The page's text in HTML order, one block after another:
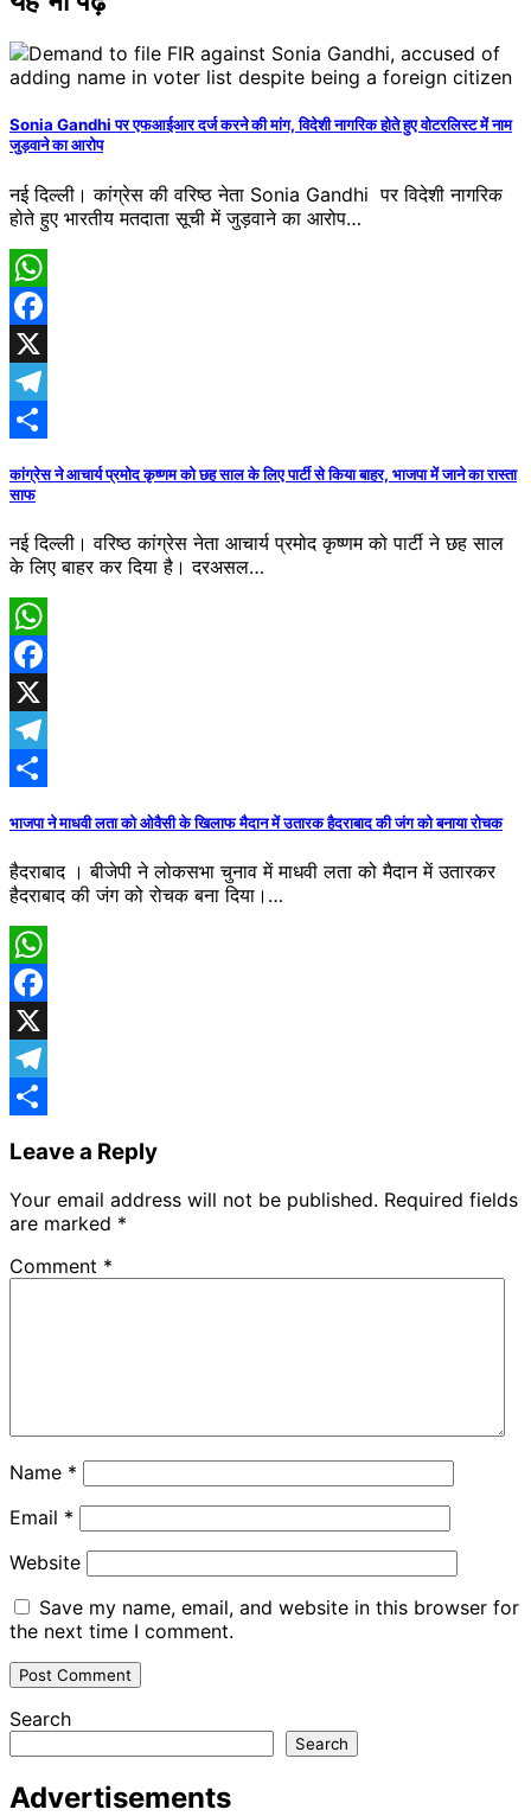
Sonia Gandhi पर एफआईआर दर्ज करने की मांग, विदेशी नागरिक होते हुए वोटरलिस्ट में नाम
जुड़वाने का आरोप
नई दिल्ली। कांग्रेस की वरिष्ठ नेता Sonia Gandhi पर विदेशी नागरिक
होते हुए भारतीय मतदाता सूची में जुड़वाने का आरोप…
WhatsApp
Facebook
X
Telegram
कांग्रेस ने आचार्य प्रमोद कृष्णम को छह साल के लिए पार्टी से किया बाहर, भाजपा में जाने का रास्ता
साफ
नई दिल्ली। वरिष्ठ कांग्रेस नेता आचार्य प्रमोद कृष्णम को पार्टी ने छह साल
के लिए बाहर कर दिया है। दरअसल…
WhatsApp
Facebook
X
Telegram
भाजपा ने माधवी लता को ओवैसी के खिलाफ मैदान में उतारक हैदराबाद की जंग को बनाया रोचक
हैदराबाद । बीजेपी ने लोकसभा चुनाव में माधवी लता को मैदान में उतारकर
हैदराबाद की जंग को रोचक बना दिया।…
WhatsApp
Facebook
X
Telegram
Leave a Reply
Your email address will not be published. Required fields
are marked *
Comment *
Name *
Email *
Website
Save my name, email, and website in this browser for
the next time I comment.
Search
Search
Advertisements